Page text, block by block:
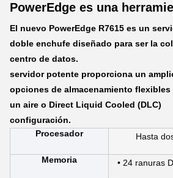
PowerEdge es una
El nuevo PowerEdge R7615 es un
doble enchufe diseñado para ser la
centro de datos.
servidor potente proporciona un
opciones de almacenamiento flexibles
un aire o Direct Liquid Cooled (DLC)
configuración.
Procesador
Hasta
Memoria
• 24 ranuras